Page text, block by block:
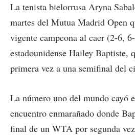
La tenista bielorrusa Aryna
martes del Mutua Madrid Open
vigente campeona al caer (2-6,
estadounidense Hailey Baptiste,
primera vez a una semifinal del
La número uno del mundo cayó
encuentro enmarañado donde
final de un WTA por segunda